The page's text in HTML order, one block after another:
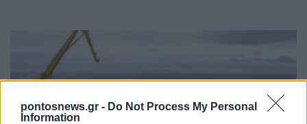
pontosnews.gr - Do Not Process My Personal
Information